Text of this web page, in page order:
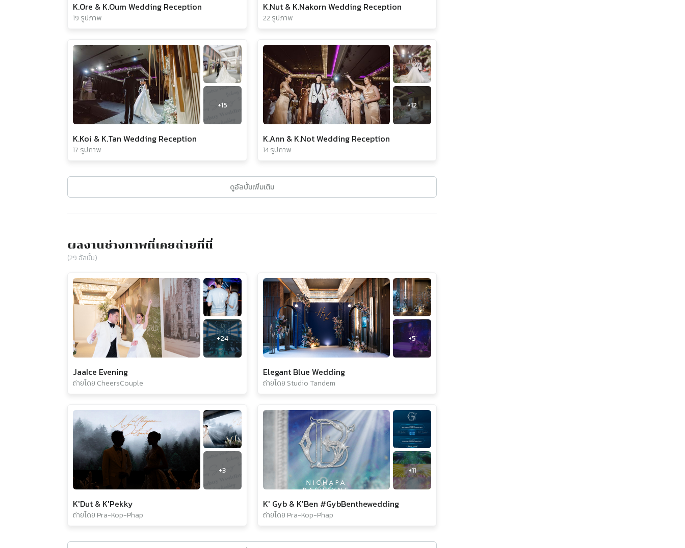
K.Ore & K.Oum Wedding Reception
19 รูปภาพ
K.Nut & K.Nakorn Wedding Reception
22 รูปภาพ
+15
K.Koi & K.Tan Wedding Reception
17 รูปภาพ
+12
K.Ann & K.Not Wedding Reception
14 รูปภาพ
ดูอัลบั้มเพิ่มเติม
ผลงานช่างภาพที่เคยถ่ายที่นี่
(29 อัลบั้ม)
+24
JaaIce Evening
ถ่ายโดย CheersCouple
+5
Elegant Blue Wedding
ถ่ายโดย Studio Tandem
+3
K'Dut & K'Pekky
ถ่ายโดย Pra-Kop-Phap
+11
K' Gyb & K'Ben #GybBenthewedding
ถ่ายโดย Pra-Kop-Phap